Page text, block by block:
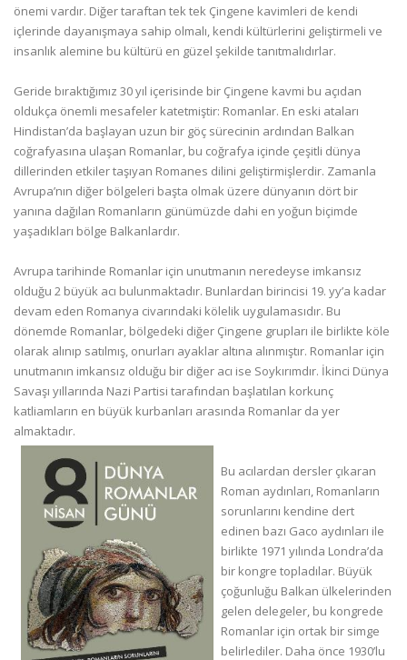
önemi vardır. Diğer taraftan tek tek Çingene kavimleri de kendi
içlerinde dayanışmaya sahip olmalı, kendi kültürlerini geliştirmeli ve
insanlık alemine bu kültürü en güzel şekilde tanıtmalıdırlar.
Geride bıraktığımız 30 yıl içerisinde bir Çingene kavmi bu açıdan
oldukça önemli mesafeler katetmiştir: Romanlar. En eski ataları
Hindistan’da başlayan uzun bir göç sürecinin ardından Balkan
coğrafyasına ulaşan Romanlar, bu coğrafya içinde çeşitli dünya
dillerinden etkiler taşıyan Romanes dilini geliştirmişlerdir. Zamanla
Avrupa’nın diğer bölgeleri başta olmak üzere dünyanın dört bir
yanına dağılan Romanların günümüzde dahi en yoğun biçimde
yaşadıkları bölge Balkanlardır.
Avrupa tarihinde Romanlar için unutmanın neredeyse imkansız
olduğu 2 büyük acı bulunmaktadır. Bunlardan birincisi 19. yy’a kadar
devam eden Romanya civarındaki kölelik uygulamasıdır. Bu
dönemde Romanlar, bölgedeki diğer Çingene grupları ile birlikte köle
olarak alınıp satılmış, onurları ayaklar altına alınmıştır. Romanlar için
unutmanın imkansız olduğu bir diğer acı ise Soykırımdır. İkinci Dünya
Savaşı yıllarında Nazi Partisi tarafından başlatılan korkunç
katliamların en büyük kurbanları arasında Romanlar da yer
almaktadır.
Bu acılardan dersler çıkaran
Roman aydınları, Romanların
sorunlarını kendine dert
edinen bazı Gaco aydınları ile
birlikte 1971 yılında Londra’da
bir kongre topladılar. Büyük
çoğunluğu Balkan ülkelerinden
gelen delegeler, bu kongrede
Romanlar için ortak bir simge
belirlediler. Daha önce 1930’lu